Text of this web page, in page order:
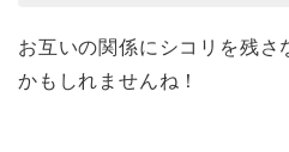
お互いの関係にシコリを残さ
かもしれませんね！